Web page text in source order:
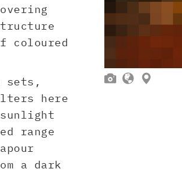
coloured
sets,
here
range
a dark
  